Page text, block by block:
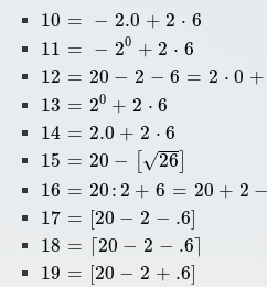
10 = − 2.0 + 2 ⋅ 6
10 +2 ⋅6
11 = − 20 + 2 ⋅ 6
11 2⋅6
12 = 20 − 2 − 6 = 2 ⋅ 0 +
12 20-2 =2 +2
13 = 20 + 2 ⋅ 6
13 0+2
14 = 2.0 + 2 ⋅ 6
14 2.0 +2 ⋅6
15 = 20 − √26
15 20-[
16 = 20: 2 + 6 = 20 + 2 −
16 =20:2 + 6 =20+2- 6
17 = [20 − 2 − .6]
17 20-2 .6]
18 = ⌈20 − 2 − .6⌉
18 20-2 ⌉
19 = [20 − 2 + .6]
19 20-2 .6]